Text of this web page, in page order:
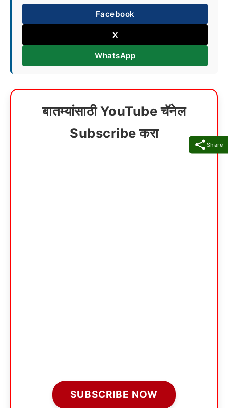
Share
Facebook
X
WhatsApp
बातम्यांसाठी YouTube चॅनेल
Subscribe करा
SUBSCRIBE NOW